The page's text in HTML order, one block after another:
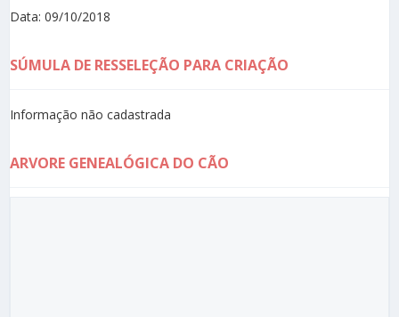
Data: 09/10/2018
SÚMULA DE RESSELEÇÃO PARA CRIAÇÃO
Informação não cadastrada
ARVORE GENEALÓGICA DO CÃO